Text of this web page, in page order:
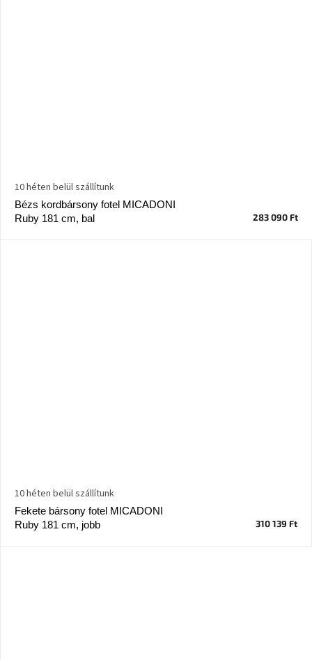
Bézs kordbársony fotel MICADONI
Ruby 181 cm, bal
10 héten belül szállítunk
283 090 Ft
Fekete bársony fotel MICADONI
Ruby 181 cm, jobb
10 héten belül szállítunk
310 139 Ft